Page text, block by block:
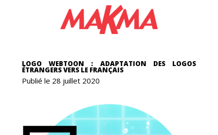
LOGO WEBTOON : ADAPTATION DES LOGOS
ÉTRANGERS VERS LE FRANÇAIS
Publié le 28 juillet 2020